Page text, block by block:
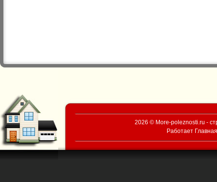
2026 © More-poleznosti.ru -
Работает